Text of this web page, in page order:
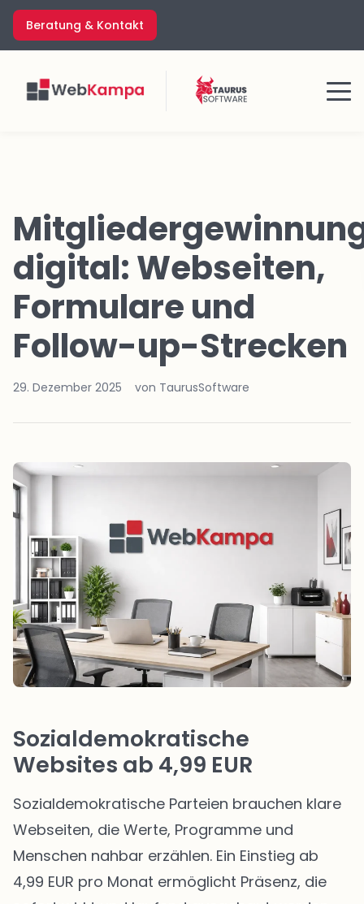
Zum
Inhalt
springen
Beratung & Kontakt
Menü
digital: Webseiten,
Formulare und
Follow-up-Strecken
29. Dezember 2025 von TaurusSoftware
Sozialdemokratische
Websites ab 4,99 EUR
Sozialdemokratische Parteien brauchen klare
Webseiten, die Werte, Programme und
Menschen nahbar erzählen. Ein Einstieg ab
4,99 EUR pro Monat ermöglicht Präsenz, die